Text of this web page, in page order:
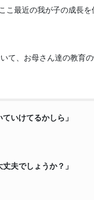
こ最近の我が子の成長
て、お母さん達の教育の
ていけてるかしら」
丈夫でしょうか？」